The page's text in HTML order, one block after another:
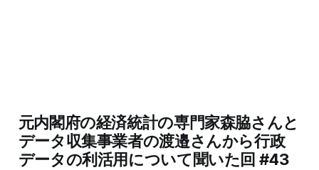
元内閣府の経済統計の専門家森脇さんと
データ収集事業者の渡邉さんから行政
データの利活用について聞いた回 #43